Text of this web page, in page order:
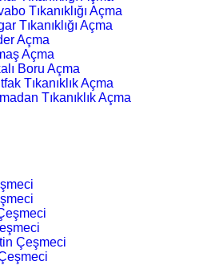
Tıkanıklığı Açma
Tıkanıklığı Açma
Açma
Açma
Boru Açma
Tıkanıklık Açma
Tıkanıklık Açma
Çeşmeci